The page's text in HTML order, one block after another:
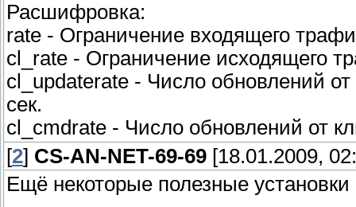
Расшифровка:
rate - Ограничение входящего
cl_rate - Ограничение исходящего
cl_updaterate - Число обновлений
сек.
cl_cmdrate - Число обновлений от
[2] CS-AN-NET-69-69 [18.01.2009,
Ещё некоторые полезные